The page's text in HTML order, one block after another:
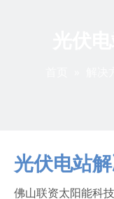
光伏电站
佛山联资太阳能科